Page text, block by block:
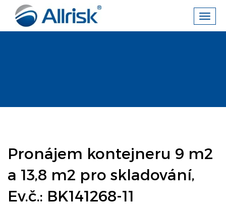
Pronájem kontejneru 9 m2
a 13,8 m2 pro skladování,
Ev.č.: BK141268-11